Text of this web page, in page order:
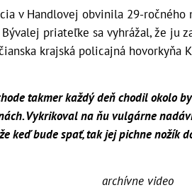
v Handlovej obvinila 29-
priateľke sa vyhrážal, že ju
krajská policajná hovorkyňa
takmer každý deň chodil okolo
Vykrikoval na ňu vulgárne
keď bude spať, tak jej pichne nožík
archívne video